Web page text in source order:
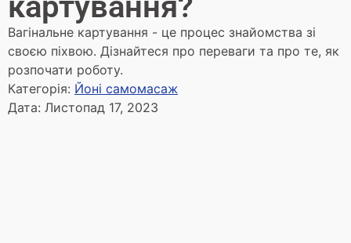
Вагінальне картування - це процес знайомства зі
своєю піхвою. Дізнайтеся про переваги та про те, як
розпочати роботу.
Категорія: Йоні самомасаж
Дата: Листопад 17, 2023